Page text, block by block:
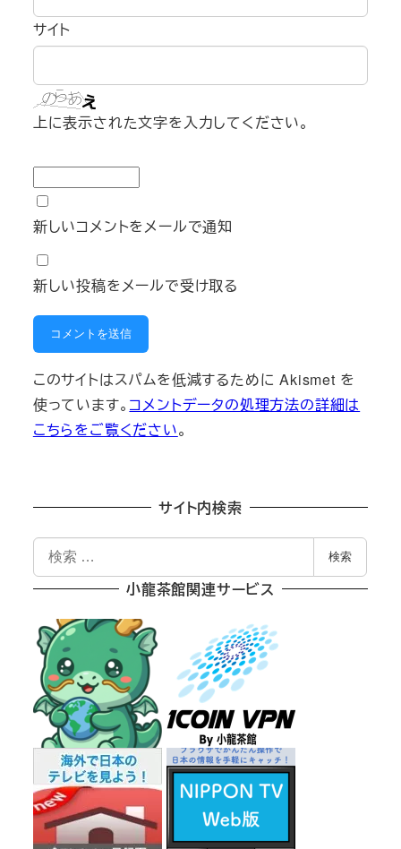
サイト
上に表示された文字を入力してください。
新しいコメントをメールで通知
新しい投稿をメールで受け取る
このサイトはスパムを低減するために Akismet を
使っています。 コメントデータの処理方法の詳細は
こちらをご覧ください。
サイト内検索
検
索
検索
小龍茶館関連サービス